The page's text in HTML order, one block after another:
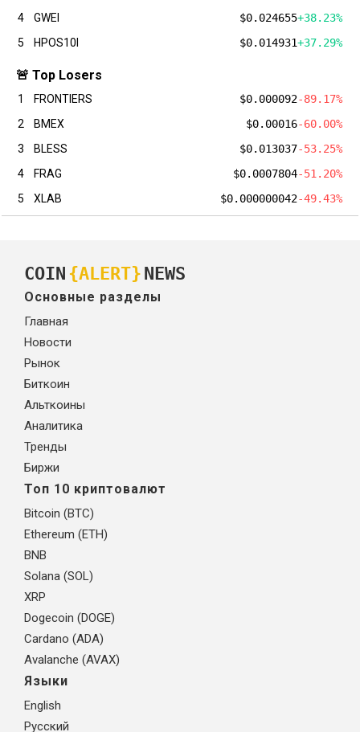
4
GWEI $0.024655+38.23%
5
HPOS10I $0.014931+37.29%
🚨 Top Losers
1 FRONTIERS $0.000092-89.17%
2
BMEX $0.00016-60.00%
3
BLESS $0.013037-53.25%
4
FRAG $0.0007804-51.20%
5
XLAB $0.000000042-49.43%
COIN {ALERT} NEWS
Основные разделы
Главная
Новости
Рынок
Биткоин
Альткоины
Аналитика
Тренды
Биржи
Топ 10 криптовалют
Bitcoin (BTC)
Ethereum (ETH)
BNB
Solana (SOL)
XRP
Dogecoin (DOGE)
Cardano (ADA)
Avalanche (AVAX)
Языки
English
Русский